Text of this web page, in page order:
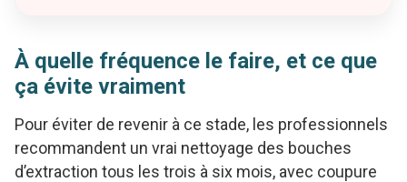
À quelle fréquence le faire, et ce que
ça évite vraiment
Pour éviter de revenir à ce stade, les professionnels
recommandent un vrai nettoyage des bouches
d’extraction tous les trois à six mois, avec coupure